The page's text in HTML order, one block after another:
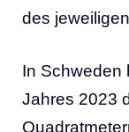
des
In Schweden
Jahres 2023